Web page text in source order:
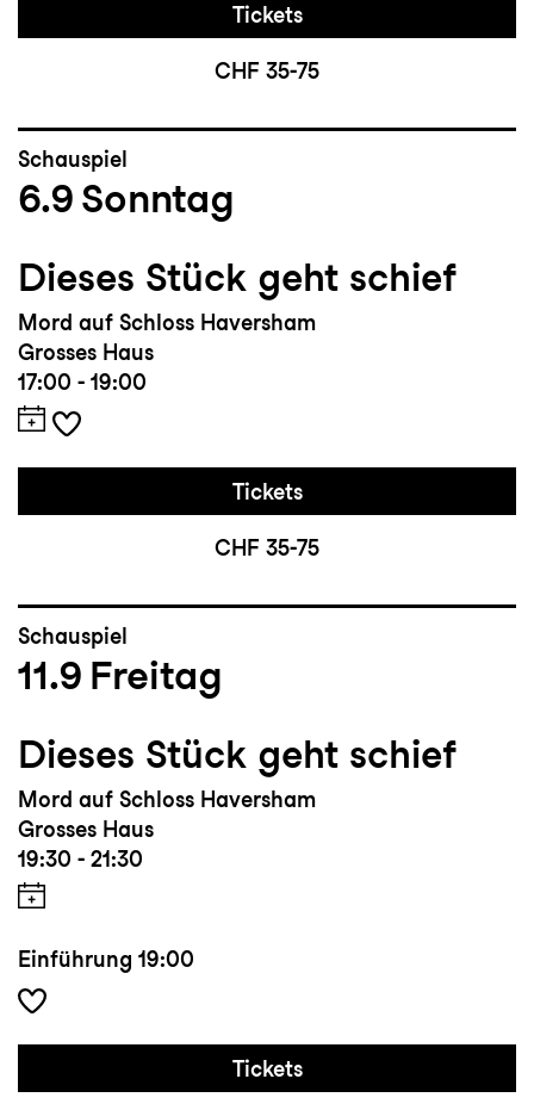
Tickets
CHF 35-75
Schauspiel
6.9 Sonntag
Dieses Stück geht schief
Mord auf Schloss Haversham
Grosses Haus
17:00 - 19:00
Tickets
CHF 35-75
Schauspiel
11.9 Freitag
Dieses Stück geht schief
Mord auf Schloss Haversham
Grosses Haus
19:30 - 21:30
Einführung 19:00
Tickets